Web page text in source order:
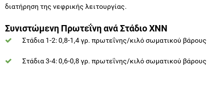
διατήρηση της νεφρικής λειτουργίας.
Συνιστώμενη Πρωτεΐνη ανά Στάδιο ΧΝΝ
Στάδια 1-2: 0,8-1,4 γρ. πρωτεΐνης/κιλό σωματικού βάρους
Στάδια 3-4: 0,6-0,8 γρ. πρωτεΐνης/κιλό σωματικού βάρους